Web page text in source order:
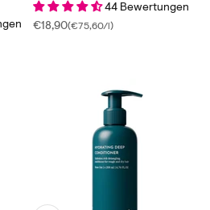
44 Bewertungen
Angebot
€18,90(€75,60/l)